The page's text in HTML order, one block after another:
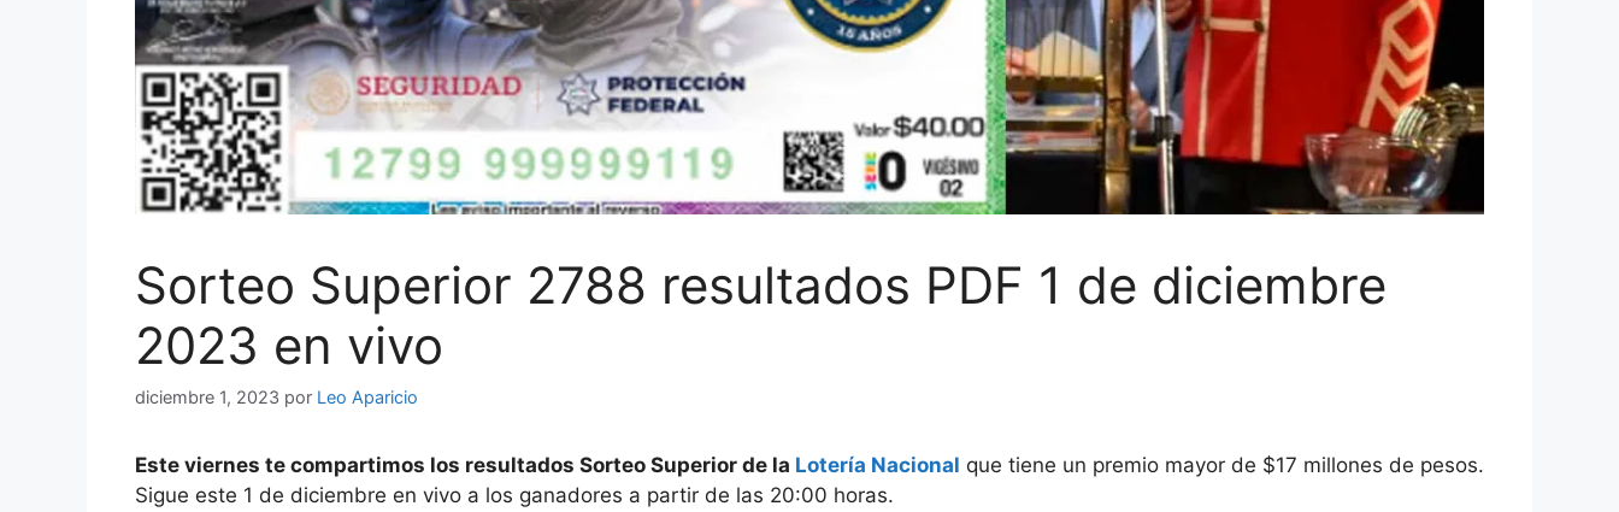
Sorteo Superior 2788 resultados PDF 1 de diciembre
2023 en vivo
diciembre 1, 2023 por Leo Aparicio
Este viernes te compartimos los resultados Sorteo Superior de la Lotería Nacional que tiene un premio mayor de $17 millones de pesos.
Sigue este 1 de diciembre en vivo a los ganadores a partir de las 20:00 horas.